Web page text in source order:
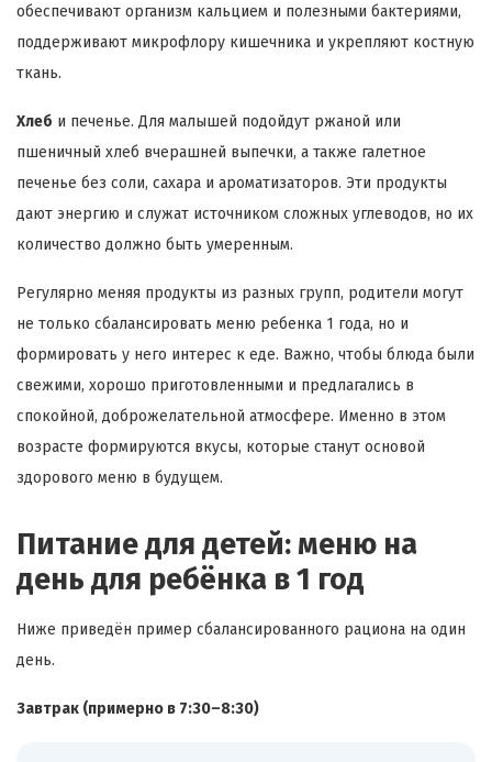
обеспечивают организм кальцием и полезными бактериями,
поддерживают микрофлору кишечника и укрепляют костную
ткань.
Хлеб и печенье. Для малышей подойдут ржаной или
пшеничный хлеб вчерашней выпечки, а также галетное
печенье без соли, сахара и ароматизаторов. Эти продукты
дают энергию и служат источником сложных углеводов, но их
количество должно быть умеренным.
Регулярно меняя продукты из разных групп, родители могут
не только сбалансировать меню ребенка 1 года, но и
формировать у него интерес к еде. Важно, чтобы блюда были
свежими, хорошо приготовленными и предлагались в
спокойной, доброжелательной атмосфере. Именно в этом
возрасте формируются вкусы, которые станут основой
здорового меню в будущем.
Питание для детей: меню на
день для ребёнка в 1 год
Ниже приведён пример сбалансированного рациона на один
день.
Завтрак (примерно в 7:30–8:30)